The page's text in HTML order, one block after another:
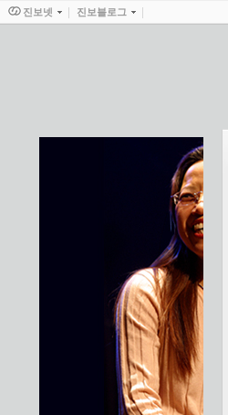
진보넷 진보블로그